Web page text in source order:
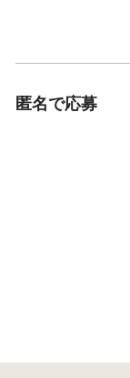
匿名で応募